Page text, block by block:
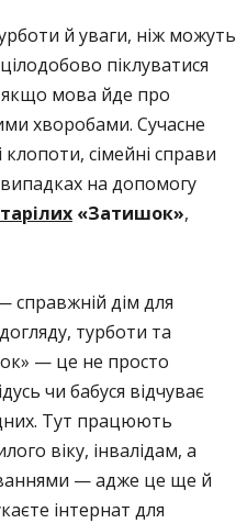
й уваги, ніж можуть
піклуватися
якщо мова йде про
хворобами. Сучасне
сімейні справи
на допомогу
«Затишок»,
справжній дім для
турботи та
— це не просто
чи бабуся відчуває
Тут працюють
віку, інвалідам, а
— адже це ще й
інтернат для